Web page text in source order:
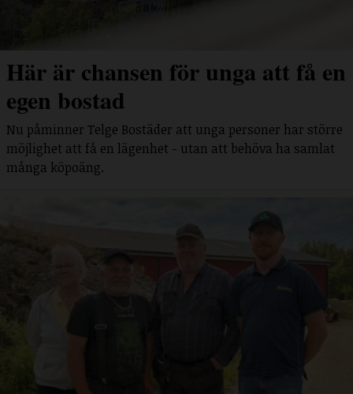
Här är chansen för unga att få en
egen bostad
Nu påminner Telge Bostäder att unga personer har större
möjlighet att få en lägenhet - utan att behöva ha samlat
många köpoäng.